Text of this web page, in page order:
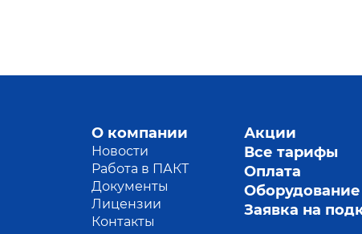
О компании
Новости
Работа в ПАКТ
Документы
Лицензии
Контакты
Акции
Все тарифы
Оплата
Оборудование
Заявка на